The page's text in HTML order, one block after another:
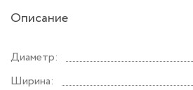
Описание
Диаметр:
Ширина: